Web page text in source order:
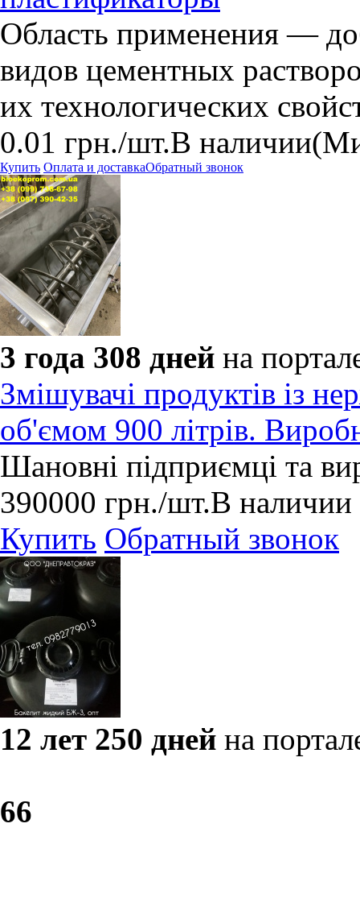
Область применения —
видов цементных
их технологических
0.01 грн./шт.В наличии
Купить Оплата и доставкаОбратный звонок
3 года 308 дней на
Змішувачі продуктів із
об'ємом 900 літрів.
​Шановні підприємці та
390000 грн./шт.В наличии
Купить Обратный звонок
12 лет 250 дней на
66